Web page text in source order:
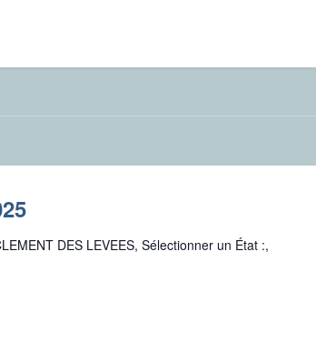
DES LEVEES, Sélectionner un État :,